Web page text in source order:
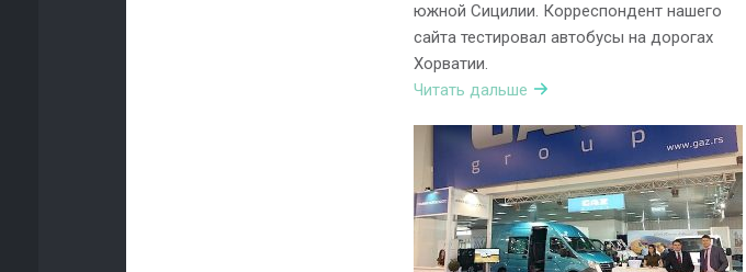
южной Сицилии. Корреспондент нашего
сайта тестировал автобусы на дорогах
Хорватии.
Читать дальше